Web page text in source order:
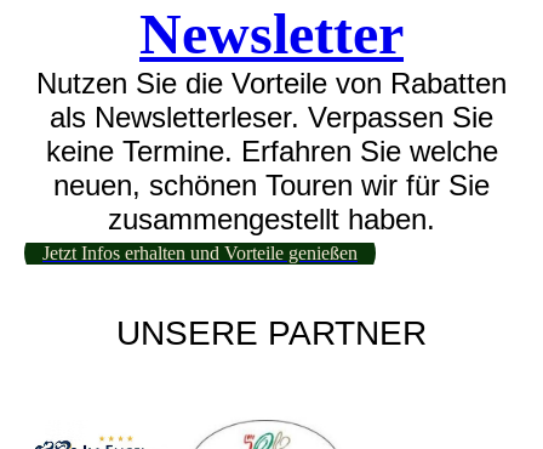
Newsletter
Nutzen Sie die Vorteile von Rabatten
als Newsletterleser. Verpassen Sie
keine Termine. Erfahren Sie welche
neuen, schönen Touren wir für Sie
zusammengestellt haben.
Jetzt Infos erhalten und Vorteile genießen
UNSERE PARTNER